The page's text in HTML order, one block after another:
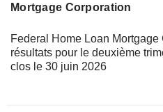
Mortgage Corporation
Federal Home Loan
résultats pour le deuxième
clos le 30 juin 2026